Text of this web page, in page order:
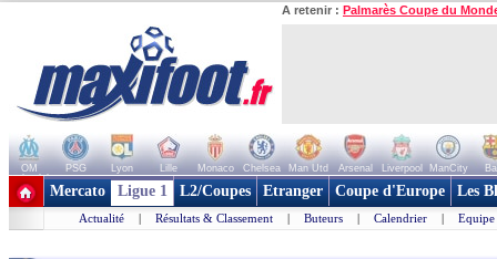
A retenir : Palmarès Coupe du
OM PSG Lyon Lille Monaco Chelsea Man Utd Arsenal Liverpool ManCity
+ de clubs
Mercato Ligue 1 L2/Coupes Etranger Coupe d'Europe Les
Actualité | Résultats & Classement | Buteurs | Calendrier | Equipe